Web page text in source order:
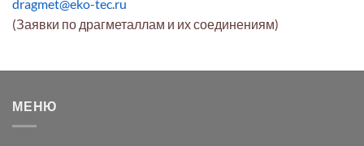
dragmet@eko-tec.ru
(Заявки по драгметаллам и их соединениям)
МЕНЮ